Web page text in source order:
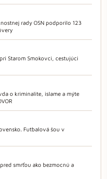
rady OSN podporilo 123
Starom Smokovci, cestujúci
o kriminalite, islame a mýte
Futbalová šou v
smrťou ako bezmocnú a